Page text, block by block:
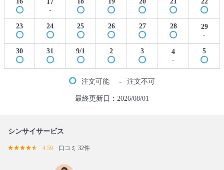
17
-
23 24 25 26 27 28
29
-
30 31 9/1 2 3
4
-
5
注文可能 - 注文不可
最終更新日：2026/08/01
シンサイサービス
4.59 口コミ 32件